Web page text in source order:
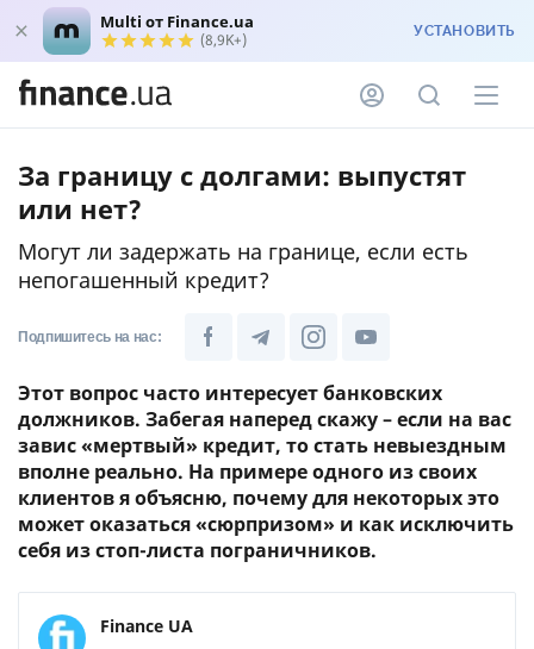
Multi от Finance.ua
(8,9K+) УСТАНОВИТЬ
За границу с долгами: выпустят
или нет?
Могут ли задержать на границе, если есть
непогашенный кредит?
Подпишитесь на нас:
Этот вопрос часто интересует банковских
должников. Забегая наперед скажу – если на вас
завис «мертвый» кредит, то стать невыездным
вполне реально. На примере одного из своих
клиентов я объясню, почему для некоторых это
может оказаться «сюрпризом» и как исключить
себя из стоп-листа пограничников.
Finance UA